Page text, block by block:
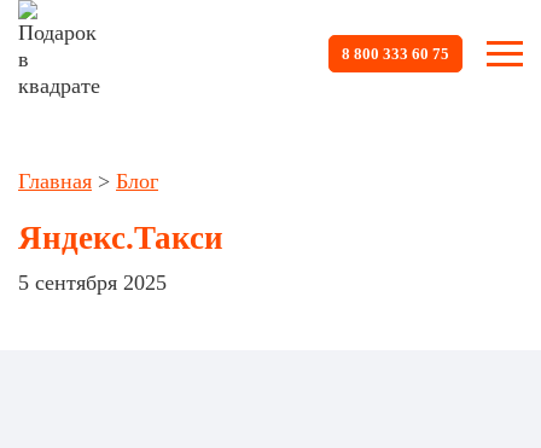
8 800 333 60 75
Главная > Блог
Яндекс.Такси
5 сентября 2025